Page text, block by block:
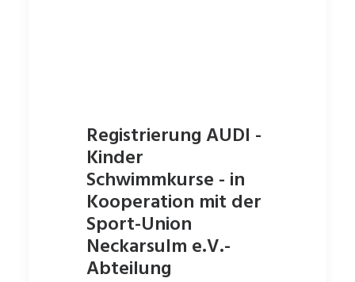
Registrierung AUDI -
Kinder
Schwimmkurse - in
Kooperation mit der
Sport-Union
Neckarsulm e.V.-
Abteilung